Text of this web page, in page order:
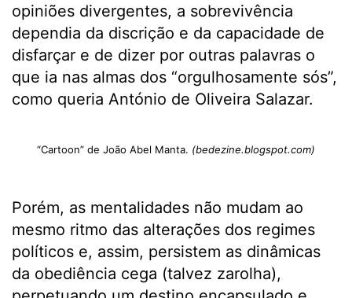
opiniões divergentes, a sobrevivência
dependia da discrição e da capacidade de
disfarçar e de dizer por outras palavras o
que ia nas almas dos “orgulhosamente sós”,
como queria António de Oliveira Salazar.
“Cartoon” de João Abel Manta. (bedezine.blogspot.com)
Porém, as mentalidades não mudam ao
mesmo ritmo das alterações dos regimes
políticos e, assim, persistem as dinâmicas
da obediência cega (talvez zarolha),